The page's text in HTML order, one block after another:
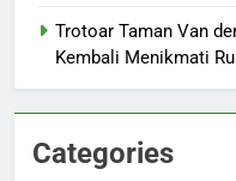
Trotoar Taman Van
Kembali Menikmati
Categories